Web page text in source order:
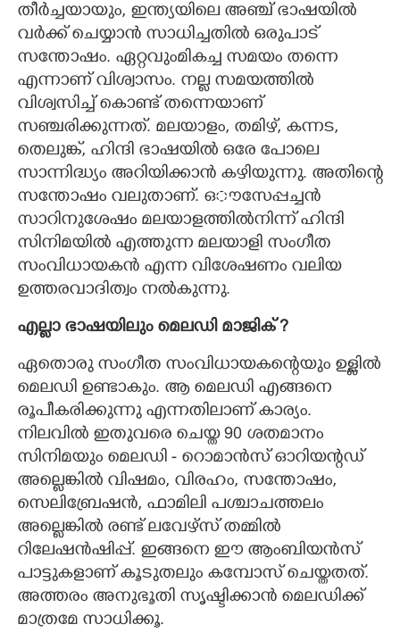
തീർച്ചയായും, ഇന്ത്യയിലെ അഞ്ച് ഭാഷയിൽ
വർക്ക് ചെയ്യാൻ സാധിച്ചതിൽ ഒരുപാട്
സന്തോഷം. ഏറ്റവുംമികച്ച സമയം തന്നെ
എന്നാണ് വിശ്വാസം. നല്ല സമയത്തിൽ
വിശ്വസിച്ച് കൊണ്ട് തന്നെയാണ്
സഞ്ചരിക്കുന്നത്. മലയാളം, തമിഴ്, കന്നട,
തെലുങ്ക്, ഹിന്ദി ഭാഷയിൽ ഒരേ പോലെ
സാന്നിദ്ധ്യം അറിയിക്കാൻ കഴിയുന്നു. അതിന്റെ
സന്തോഷം വലുതാണ്. ഒൗസേപ്പച്ചൻ
സാറിനുശേഷം മലയാളത്തിൽനിന്ന് ഹിന്ദി
സിനിമയിൽ എത്തുന്ന മലയാളി സംഗീത
സംവിധായകൻ എന്ന വിശേഷണം വലിയ
ഉത്തരവാദിത്വം നൽകുന്നു.
എല്ലാ ഭാഷയിലും മെലഡി മാജിക് ?
ഏതൊരു സംഗീത സംവിധായകന്റെയും ഉള്ളിൽ
മെലഡി ഉണ്ടാകും. ആ മെലഡി എങ്ങനെ
രൂപീകരിക്കുന്നു എന്നതിലാണ് കാര്യം.
നിലവിൽ ഇതുവരെ ചെയ്ത 90 ശതമാനം
സിനിമയും മെലഡി - റൊമാൻസ് ഓറിയന്റഡ്
അല്ലെങ്കിൽ വിഷമം, വിരഹം, സന്തോഷം,
സെലിബ്രേഷൻ, ഫാമിലി പശ്ചാചത്തലം
അല്ലെങ്കിൽ രണ്ട് ലവേഴ്സ് തമ്മിൽ
റിലേഷൻഷിപ്പ്. ഇങ്ങനെ ഈ ആംബിയൻസ്
പാട്ടുകളാണ് കൂടുതലും കമ്പോസ് ചെയ്തതത്.
അത്തരം അനുഭൂതി സൃഷ്ടിക്കാൻ മെലഡിക്ക്
മാത്രമേ സാധിക്കൂ.